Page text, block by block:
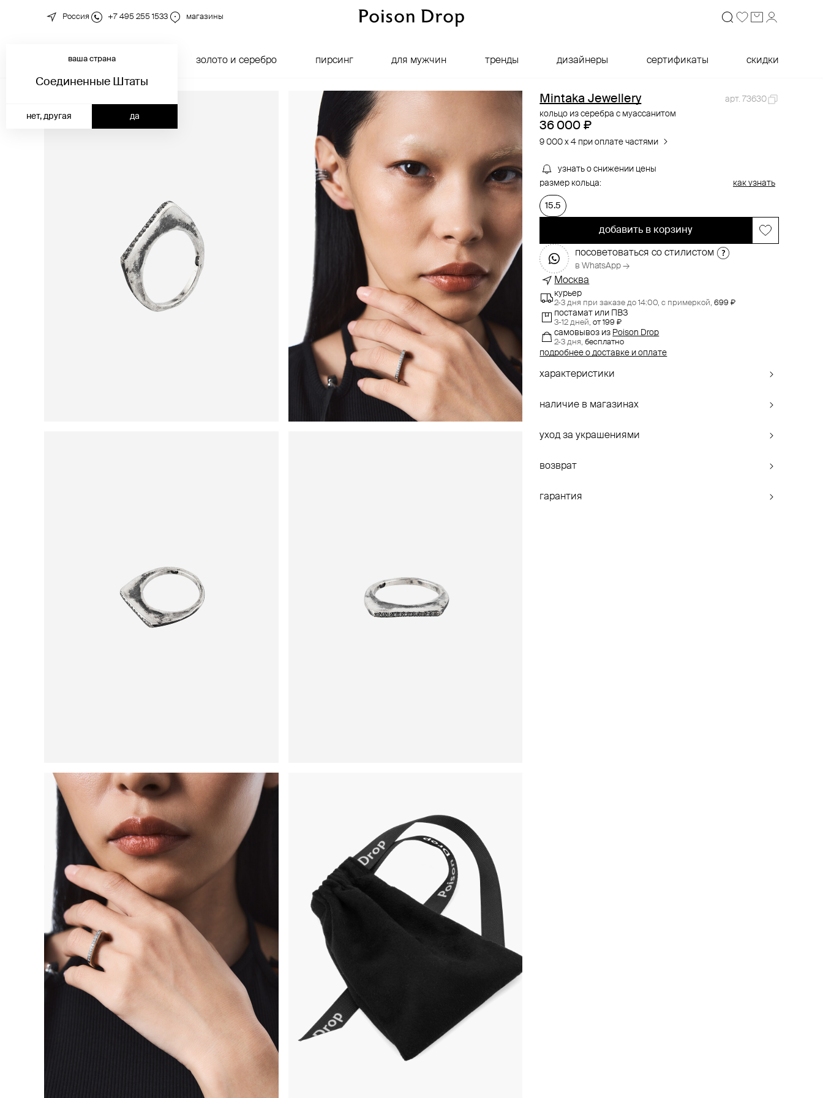
Россия +7 495 255 1533 магазины
новинки золото и серебро пирсинг для мужчин тренды дизайнеры сертификаты скидки
ваша страна
Соединенные Штаты
да
нет, другая
Mintaka Jewellery
арт. 73630
кольцо из серебра с муассанитом
36 000 ₽
9 000 x 4 при оплате частями
узнать о снижении цены
размер кольца:
как узнать
15.5
добавить в корзину
посоветоваться со стилистом
в WhatsApp →
Москва
курьер
2-3 дня при заказе до 14:00,с примеркой, 699 ₽
постамат или ПВЗ
3-12 дней,от 199 ₽
самовывоз из Poison Drop
2-3 дня,бесплатно
подробнее о доставке и оплате
характеристики
наличие в магазинах
уход за украшениями
возврат
гарантия